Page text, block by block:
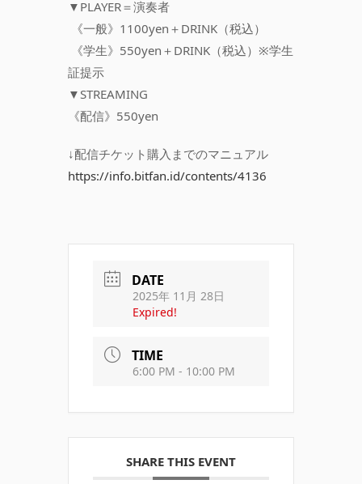
▼PLAYER＝演奏者
《一般》1100yen＋DRINK（税込）
《学生》550yen＋DRINK（税込）※学生
証提示
▼STREAMING
《配信》550yen
↓配信チケット購入までのマニュアル
https://info.bitfan.id/contents/4136
DATE
2025年 11月 28日
Expired!
TIME
6:00 PM - 10:00 PM
SHARE THIS EVENT